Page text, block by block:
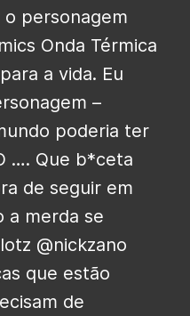
personagem
Onda Térmica
a vida. Eu
–
poderia ter
…. Que b*ceta
de seguir em
a merda se
@nickzano
que estão
de